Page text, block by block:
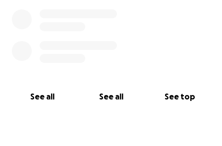
See all See all See top